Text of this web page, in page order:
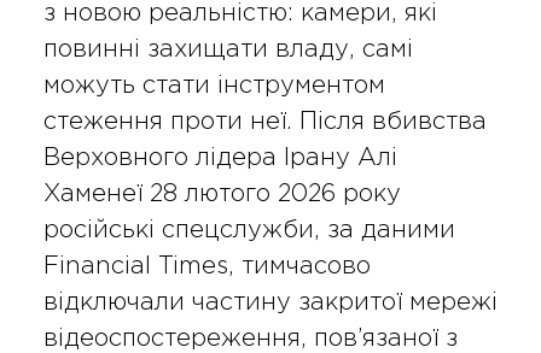
з новою реальністю: камери, які
повинні захищати владу, самі
можуть стати інструментом
стеження проти неї. Після вбивства
Верховного лідера Ірану Алі
Хаменеї 28 лютого 2026 року
російські спецслужби, за даними
Financial Times, тимчасово
відключали частину закритої мережі
відеоспостереження, пов’язаної з